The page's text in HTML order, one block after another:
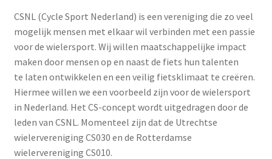
CSNL (Cycle Sport Nederland) is een vereniging die zo veel
mogelijk mensen met elkaar wil verbinden met een passie
voor de wielersport. Wij willen maatschappelijke impact
maken door mensen op en naast de fiets hun talenten
te laten ontwikkelen en een veilig fietsklimaat te creëren.
Hiermee willen we een voorbeeld zijn voor de wielersport
in Nederland. Het CS-concept wordt uitgedragen door de
leden van CSNL. Momenteel zijn dat de Utrechtse
wielervereniging CS030 en de Rotterdamse
wielervereniging CS010.